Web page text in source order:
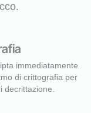
immediatamente
di crittografia per
decrittazione.